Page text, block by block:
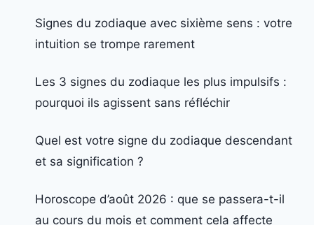
Signes du zodiaque avec sixième sens : votre
intuition se trompe rarement
Les 3 signes du zodiaque les plus impulsifs :
pourquoi ils agissent sans réfléchir
Quel est votre signe du zodiaque descendant
et sa signification ?
Horoscope d’août 2026 : que se passera-t-il
au cours du mois et comment cela affecte